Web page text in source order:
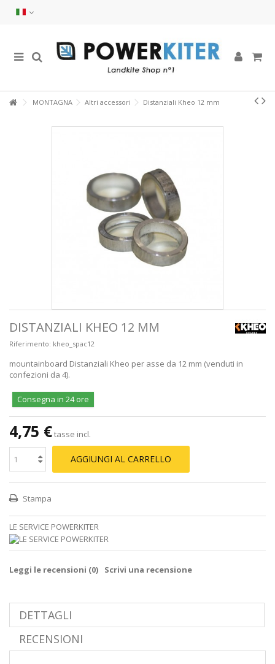
MONTAGNA Altri accessori Distanziali Kheo 12 mm
DISTANZIALI KHEO 12 MM
Riferimento: kheo_spac12
mountainboard Distanziali Kheo per asse da 12 mm (venduti in
confezioni da 4).
Consegna in 24 ore
4,75 €tasse incl.
AGGIUNGI AL CARRELLO
Stampa
LE SERVICE POWERKITER
Leggi le recensioni (0) Scrivi una recensione
DETTAGLI
RECENSIONI